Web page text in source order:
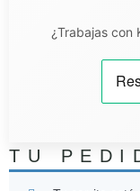
¿Trabajas con
TU